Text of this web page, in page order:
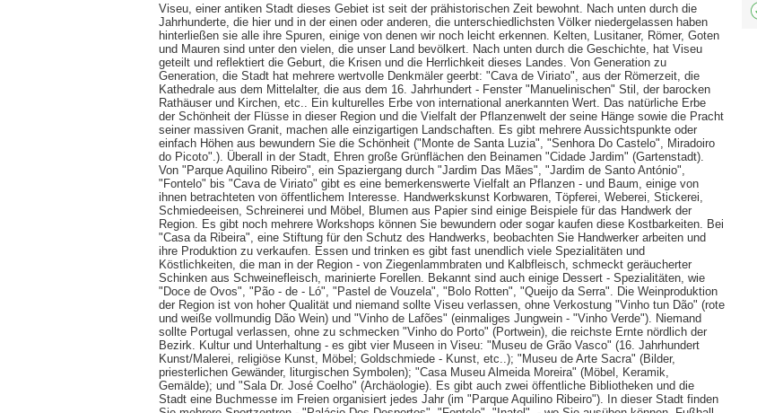
Viseu, einer antiken Stadt dieses Gebiet ist seit der prähistorischen Zeit bewohnt. Nach unten durch die
Jahrhunderte, die hier und in der einen oder anderen, die unterschiedlichsten Völker niedergelassen haben
hinterließen sie alle ihre Spuren, einige von denen wir noch leicht erkennen. Kelten, Lusitaner, Römer, Goten
und Mauren sind unter den vielen, die unser Land bevölkert. Nach unten durch die Geschichte, hat Viseu
geteilt und reflektiert die Geburt, die Krisen und die Herrlichkeit dieses Landes. Von Generation zu
Generation, die Stadt hat mehrere wertvolle Denkmäler geerbt: "Cava de Viriato", aus der Römerzeit, die
Kathedrale aus dem Mittelalter, die aus dem 16. Jahrhundert - Fenster "Manuelinischen" Stil, der barocken
Rathäuser und Kirchen, etc.. Ein kulturelles Erbe von international anerkannten Wert. Das natürliche Erbe
der Schönheit der Flüsse in dieser Region und die Vielfalt der Pflanzenwelt der seine Hänge sowie die Pracht
seiner massiven Granit, machen alle einzigartigen Landschaften. Es gibt mehrere Aussichtspunkte oder
einfach Höhen aus bewundern Sie die Schönheit ("Monte de Santa Luzia", "Senhora Do Castelo", Miradoiro
do Picoto".). Überall in der Stadt, Ehren große Grünflächen den Beinamen "Cidade Jardim" (Gartenstadt).
Von "Parque Aquilino Ribeiro", ein Spaziergang durch "Jardim Das Mães", "Jardim de Santo António",
"Fontelo" bis "Cava de Viriato" gibt es eine bemerkenswerte Vielfalt an Pflanzen - und Baum, einige von
ihnen betrachteten von öffentlichem Interesse. Handwerkskunst Korbwaren, Töpferei, Weberei, Stickerei,
Schmiedeeisen, Schreinerei und Möbel, Blumen aus Papier sind einige Beispiele für das Handwerk der
Region. Es gibt noch mehrere Workshops können Sie bewundern oder sogar kaufen diese Kostbarkeiten. Bei
"Casa da Ribeira", eine Stiftung für den Schutz des Handwerks, beobachten Sie Handwerker arbeiten und
ihre Produktion zu verkaufen. Essen und trinken es gibt fast unendlich viele Spezialitäten und
Köstlichkeiten, die man in der Region - von Ziegenlammbraten und Kalbfleisch, schmeckt geräucherter
Schinken aus Schweinefleisch, marinierte Forellen. Bekannt sind auch einige Dessert - Spezialitäten, wie
"Doce de Ovos", "Pão - de - Ló", "Pastel de Vouzela", "Bolo Rotten", "Queijo da Serra". Die Weinproduktion
der Region ist von hoher Qualität und niemand sollte Viseu verlassen, ohne Verkostung "Vinho tun Dão" (rote
und weiße vollmundig Dão Wein) und "Vinho de Lafões" (einmaliges Jungwein - "Vinho Verde"). Niemand
sollte Portugal verlassen, ohne zu schmecken "Vinho do Porto" (Portwein), die reichste Ernte nördlich der
Bezirk. Kultur und Unterhaltung - es gibt vier Museen in Viseu: "Museu de Grão Vasco" (16. Jahrhundert
Kunst/Malerei, religiöse Kunst, Möbel; Goldschmiede - Kunst, etc..); "Museu de Arte Sacra" (Bilder,
priesterlichen Gewänder, liturgischen Symbolen); "Casa Museu Almeida Moreira" (Möbel, Keramik,
Gemälde); und "Sala Dr. José Coelho" (Archäologie). Es gibt auch zwei öffentliche Bibliotheken und die
Stadt eine Buchmesse im Freien organisiert jedes Jahr (im "Parque Aquilino Ribeiro"). In dieser Stadt finden